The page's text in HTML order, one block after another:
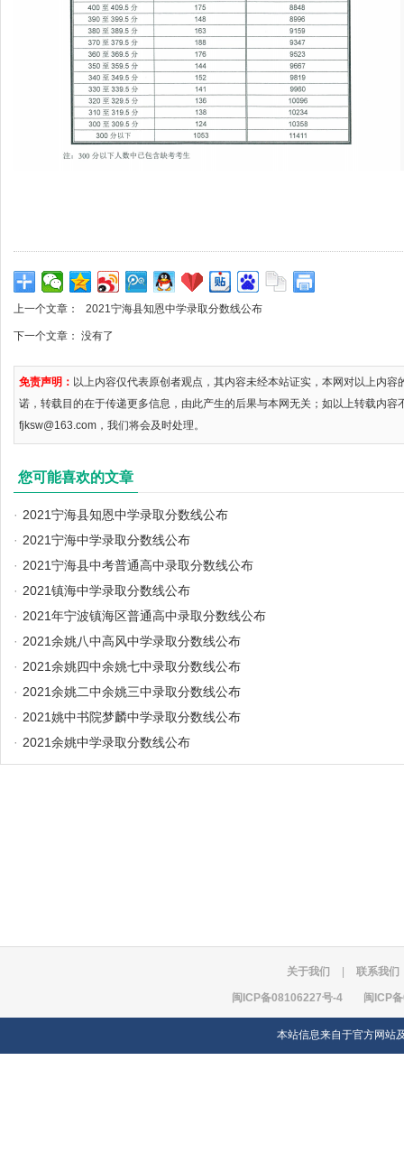
上一个文章： 2021宁海县知恩中学录取分数线公布
下一个文章： 没有了
免责声明： 以上内容仅代表原创者观点，其内容未经本站证实，本网对以上内
诺，转载目的在于传递更多信息，由此产生的后果与本网无关；如以上转载内容
fjksw@163.com，我们将会及时处理。
您可能喜欢的文章
· 2021宁海县知恩中学录取分数线公布
· 2021宁海中学录取分数线公布
· 2021宁海县中考普通高中录取分数线公布
· 2021镇海中学录取分数线公布
· 2021年宁波镇海区普通高中录取分数线公布
· 2021余姚八中高风中学录取分数线公布
· 2021余姚四中余姚七中录取分数线公布
· 2021余姚二中余姚三中录取分数线公布
· 2021姚中书院梦麟中学录取分数线公布
· 2021余姚中学录取分数线公布
关于我们 联系我们
闽ICP备08106227号-4 闽ICP
本站信息来自于官方网站